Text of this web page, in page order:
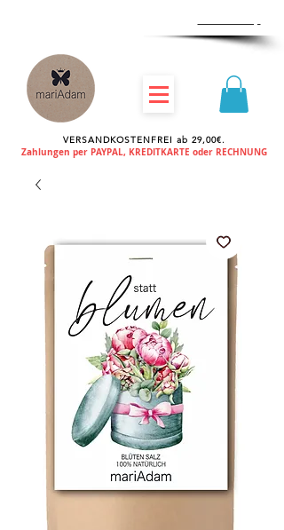
VERSANDKOSTENFREI ab 29,00€.
Zahlungen per PAYPAL, KREDITKARTE oder RECHNUNG